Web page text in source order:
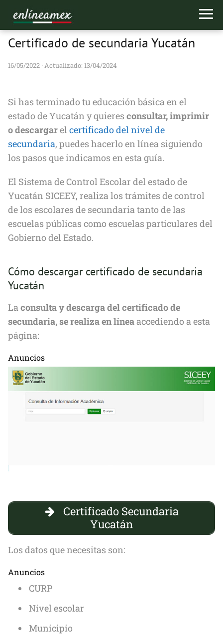
Certificado de secundaria Yucatán
16/05/2022 · Actualizado: 13/04/2024
Si has terminado tu educación básica en el
estado de Yucatán y quieres consultar, imprimir
o descargarel certificado del nivel de
secundaria, puedes hacerlo en línea siguiendo
los pasos que indicamos en esta guía.
El Sistema de Control Escolar del estado de
Yucatán SICEEY, realiza los trámites de control
de los escolares de secundaria tanto de las
escuelas públicas como escuelas particulares del
Gobierno del Estado.
Cómo descargar certificado de secundaria
Yucatán
Laconsulta y descarga del certificado de
secundaria, se realiza en líneaaccediendo a esta
página:
Anuncios
Certificado Secundaria
Yucatán
Los datos que necesitas son:
Anuncios
CURP
Nivel escolar
Municipio